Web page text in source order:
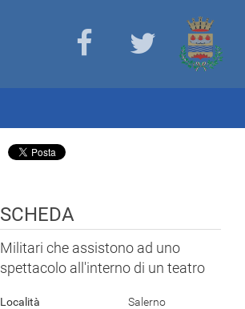
SCHEDA
Militari che assistono ad uno
spettacolo all'interno di un teatro
Località
Salerno